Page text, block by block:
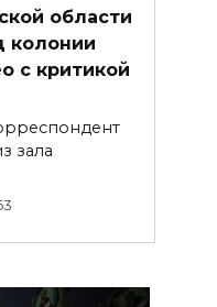
области
колонии
с критикой
зала